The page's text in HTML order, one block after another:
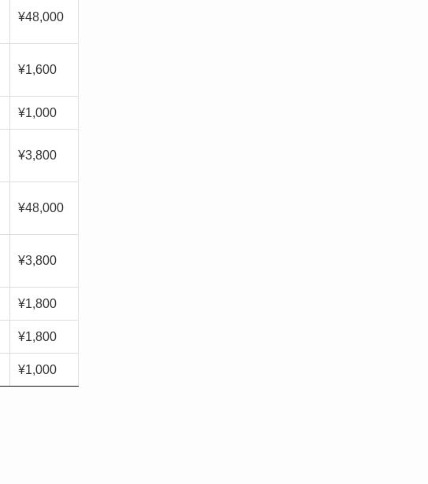
¥48,000
¥1,600
¥1,000
¥3,800
¥48,000
¥3,800
¥1,800
¥1,800
¥1,000